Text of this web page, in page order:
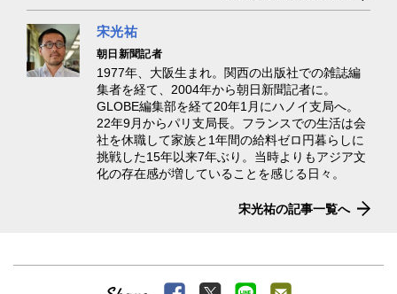
宋光祐
朝日新聞記者
1977年、大阪生まれ。関西の出版社での雑誌編
集者を経て、2004年から朝日新聞記者に。
GLOBE編集部を経て20年1月にハノイ支局へ。
22年9月からパリ支局長。フランスでの生活は会
社を休職して家族と1年間の給料ゼロ円暮らしに
挑戦した15年以来7年ぶり。当時よりもアジア文
化の存在感が増していることを感じる日々。
宋光祐の記事一覧へ